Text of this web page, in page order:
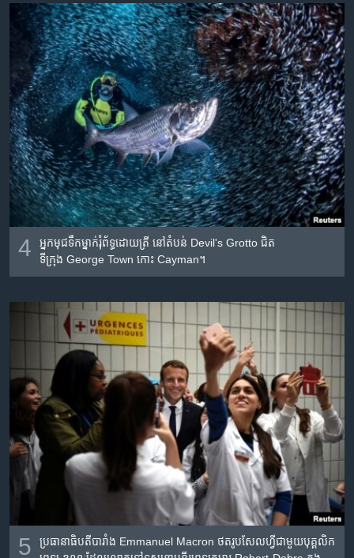
4
អ្នក​មុជ​ទឹក​ម្នាក់​រុំព័ទ្ធដោយ​ត្រី​ នៅ​តំបន់​ Devil's Grotto ជិត​
ទីក្រុង George Town កោះ Cayman។
5
ប្រធានាធិបតី​បារាំង Emmanuel Macron ថតរូបសែលហ្វី​ជាមួយ​បុគ្គលិក​​